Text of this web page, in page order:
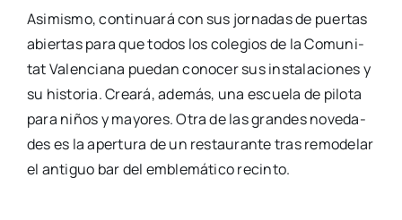
Asi­mis­mo, con­ti­nua­rá con sus jor­na­das de puer­tas
abier­tas para que todos los cole­gios de la Comu­ni­
tat Valen­cia­na pue­dan cono­cer sus ins­ta­la­cio­nes y
su his­to­ria. Crea­rá, ade­más, una escue­la de pilo­ta
para niños y mayo­res. Otra de las gran­des nove­da­
des es la aper­tu­ra de un res­tau­ran­te tras remo­de­lar
el anti­guo bar del emble­má­ti­co recin­to.